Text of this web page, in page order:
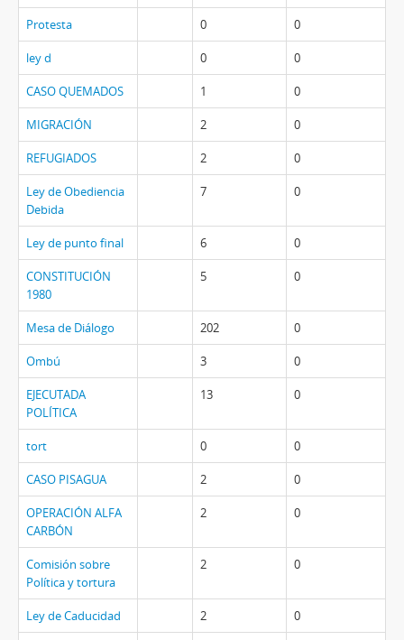
Protesta 0 0
ley d 0 0
CASO QUEMADOS 1 0
MIGRACIÓN 2 0
REFUGIADOS 2 0
Ley de Obediencia
Debida
7 0
Ley de punto final 6 0
CONSTITUCIÓN
1980
5 0
Mesa de Diálogo 202 0
Ombú 3 0
EJECUTADA
POLÍTICA
13 0
tort 0 0
CASO PISAGUA 2 0
OPERACIÓN ALFA
CARBÓN
2 0
Comisión sobre
Política y tortura
2 0
Ley de Caducidad 2 0